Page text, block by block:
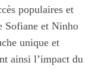
populaires et
Sofiane et Ninho
unique et
ainsi l’impact du